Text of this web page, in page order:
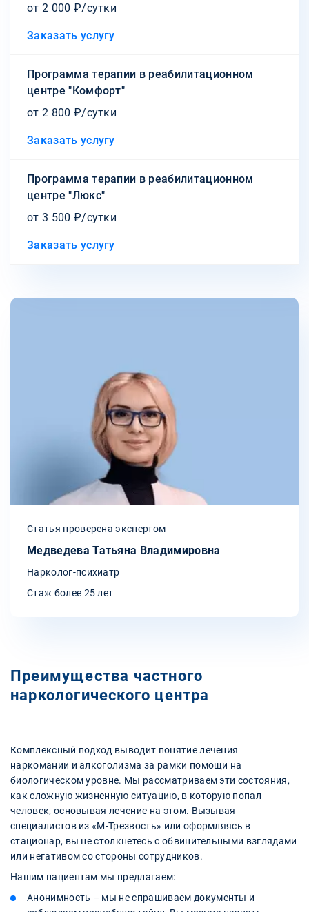
от 2 000 ₽/сутки
Заказать услугу
Программа терапии в реабилитационном
центре "Комфорт"
от 2 800 ₽/сутки
Заказать услугу
Программа терапии в реабилитационном
центре "Люкс"
от 3 500 ₽/сутки
Заказать услугу
Статья проверена экспертом
Медведева Татьяна Владимировна
Нарколог-психиатр
Стаж более 25 лет
Преимущества частного
наркологического центра
Комплексный подход выводит понятие лечения
наркомании и алкоголизма за рамки помощи на
биологическом уровне. Мы рассматриваем эти состояния,
как сложную жизненную ситуацию, в которую попал
человек, основывая лечение на этом. Вызывая
специалистов из «М-Трезвость» или оформляясь в
стационар, вы не столкнетесь с обвинительными взглядами
или негативом со стороны сотрудников.
Нашим пациентам мы предлагаем:
Анонимность – мы не спрашиваем документы и